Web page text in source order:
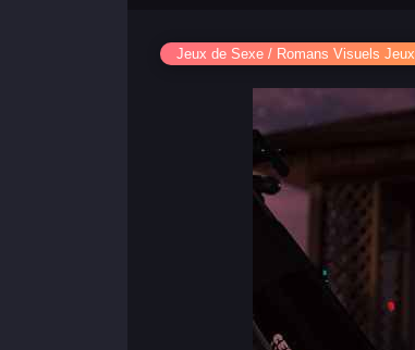
Jeux de Sexe / Romans Visuels Jeux